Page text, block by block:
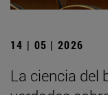
14 | 05 | 2026
La ciencia del